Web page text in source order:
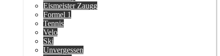
Eismeister Zaugg
Formel 1
Tennis
Velo
Ski
Unvergessen